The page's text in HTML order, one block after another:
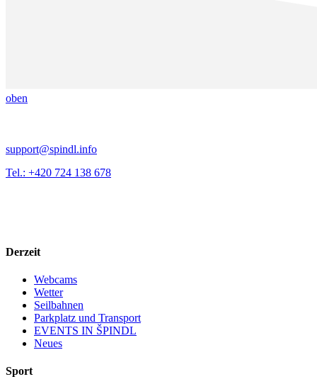
oben
support@spindl.info
Tel.: +420 724 138 678
Derzeit
Webcams
Wetter
Seilbahnen
Parkplatz und Transport
EVENTS IN ŠPINDL
Neues
Sport